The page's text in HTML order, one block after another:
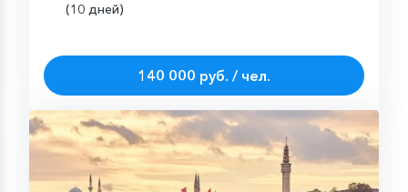
(10 дней)
140 000 руб. / чел.